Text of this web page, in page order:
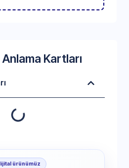
Kartları
ürünümüz